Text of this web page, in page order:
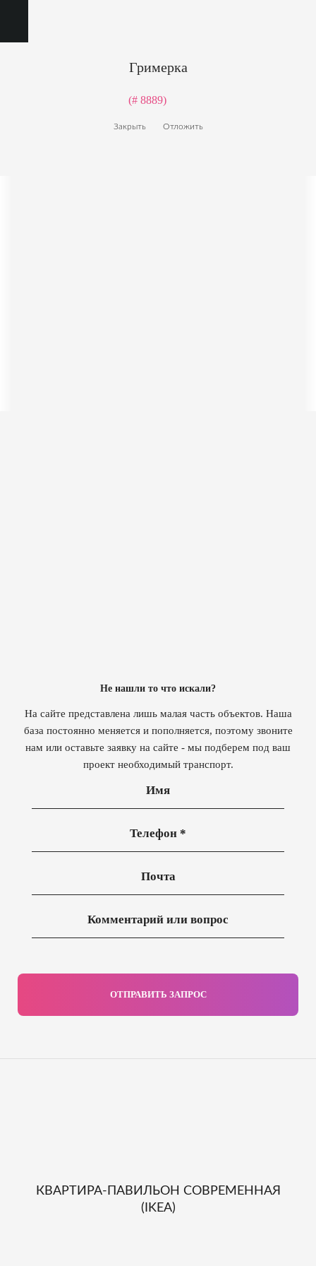
Гримерка
(# 8889)
Закрыть Отложить
Не нашли то что искали?
На сайте представлена лишь малая часть объектов. Наша
база постоянно меняется и пополняется, поэтому звоните
нам или оставьте заявку на сайте - мы подберем под ваш
проект необходимый транспорт.
ОТПРАВИТЬ ЗАПРОС
КВАРТИРА-ПАВИЛЬОН СОВРЕМЕННАЯ
(IKEA)